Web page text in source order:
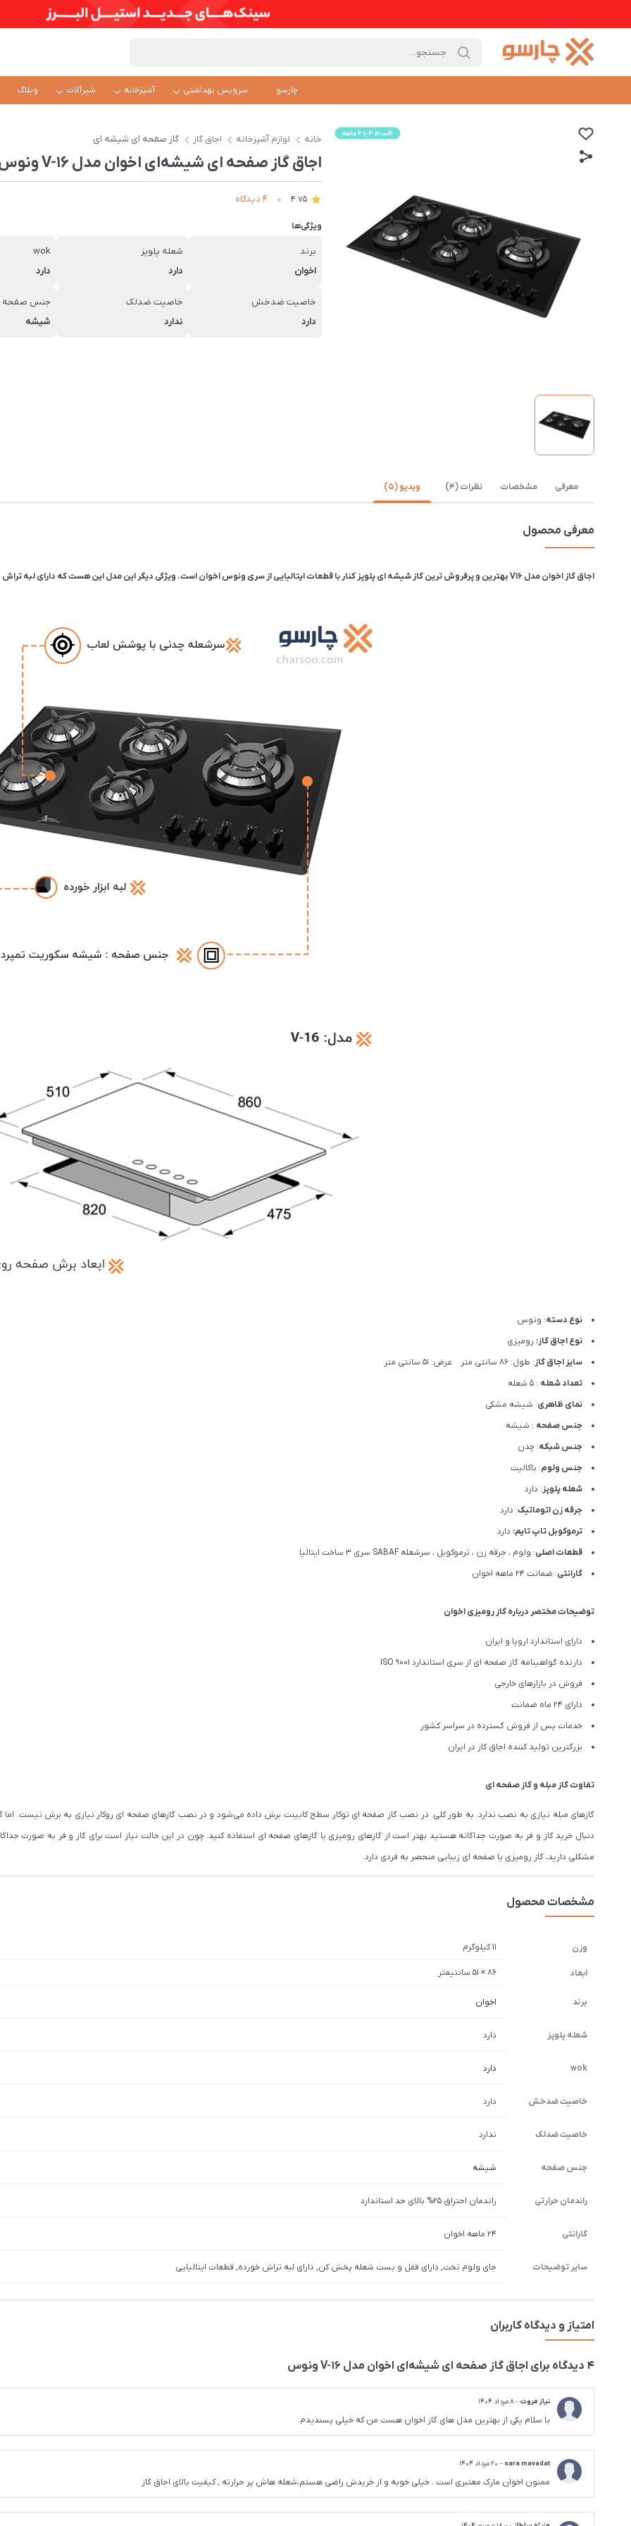
چارسو سرویس بهداشتی آشپزخانه شیرآلات وبلاگ
خانه لوازم آشپزخانه اجاق گاز گاز صفحه ای شیشه ای
اجاق گاز صفحه ای شیشه‌ای اخوان مدل V-16 ونوس
4.75 4 دیدگاه
ویژگی‌ها
برند
اخوان
شعله پلوپز
دارد
wok
دارد
خاصیت ضدخش
دارد
خاصیت ضدلک
ندارد
جنس صفحه
شیشه
معرفی مشخصات نظرات (4) ویدیو (5)
معرفی محصول
اجاق گاز اخوان مدل V16 بهترین و پرفروش ترین گاز شیشه ای پلوپز کنار با قطعات ایتالیایی از سری ونوس اخوان است. ویژگی دیگر این مدل این هست که دارای لبه تراش خورده میباشد. طول گاز 86 سانتیمتر و عرض آن 51 سانتیمتر است.
نوع دسته: ونوس
نوع اجاق گاز: رومیزی
سایز اجاق گاز: طول: 86 سانتی متر عرض: 51 سانتی متر
تعداد شعله : 5 شعله
نمای ظاهری: شیشه مشکی
جنس صفحه : شیشه
جنس شبکه: چدن
جنس ولوم: باکالیت
شعله پلوپز: دارد
جرقه زن اتوماتیک: دارد
ترموکوبل تاپ تایم: دارد
قطعات اصلی: ولوم ، جرقه زن ، ترموکوبل ، سرشعله SABAF سری 3 ساخت ایتالیا
گارانتی: ضمانت ۲۴ ماهه اخوان
توضیحات مختصر درباره گاز رومیزی اخوان
دارای استاندارد اروپا و ایران
دارنده گواهینامه گاز صفحه ای از سری استاندارد ISO 9001
فروش در بازارهای خارجی
دارای 24 ماه ضمانت
خدمات پس از فروش گسترده در سراسر کشور
بزرگترین تولید کننده اجاق کاز در ایران
تفاوت گاز مبله و گاز صفحه ای
گازهای مبله نیازی به نصب ندارد. به طور کلی. در نصب گاز صفحه ای توکار سطح کابینت برش داده می‌شود و در نصب گازهای صفحه ای روکار نیازی به برش نیست. اما
دنبال خرید گاز و فر به صورت جداگانه هستید بهتر است از گازهای رومیزی یا گازهای صفحه ای استفاده کنید. چون در این حالت نیاز است برای گاز و فر به صورت
مشکلی دارید، گاز رومیزی یا صفحه ای زیبایی منحصر به فردی دارد.
مشخصات محصول
وزن 11 کیلوگرم
ابعاد 86 × 51 سانتیمتر
برند اخوان
شعله پلوپز دارد
wok دارد
خاصیت ضدخش دارد
خاصیت ضدلک ندارد
جنس صفحه شیشه
راندمان حرارتی راندمان احتراق 25% بالای حد استاندارد
گارانتی ۲۴ ماهه اخوان
سایر توضیحات جای ولوم تخت, دارای قفل و بست شعله پخش کن, دارای لبه تراش خورده, قطعات ایتالیایی
امتیاز و دیدگاه کاربران
4 دیدگاه برای اجاق گاز صفحه ای شیشه‌ای اخوان مدل V-16 ونوس
نیاز مروت–8 مرداد 1404
با سلام یکی از بهترین مدل های گاز اخوان هست من که خیلی پسندیدم.
sara mavadat
– 20 مرداد 1404
ممنون اخوان مارک معتبری است . خیلی خوبه و از خریدش راضی هستم،شعله هاش پر حرارته , کیفیت بالای اجاق گاز